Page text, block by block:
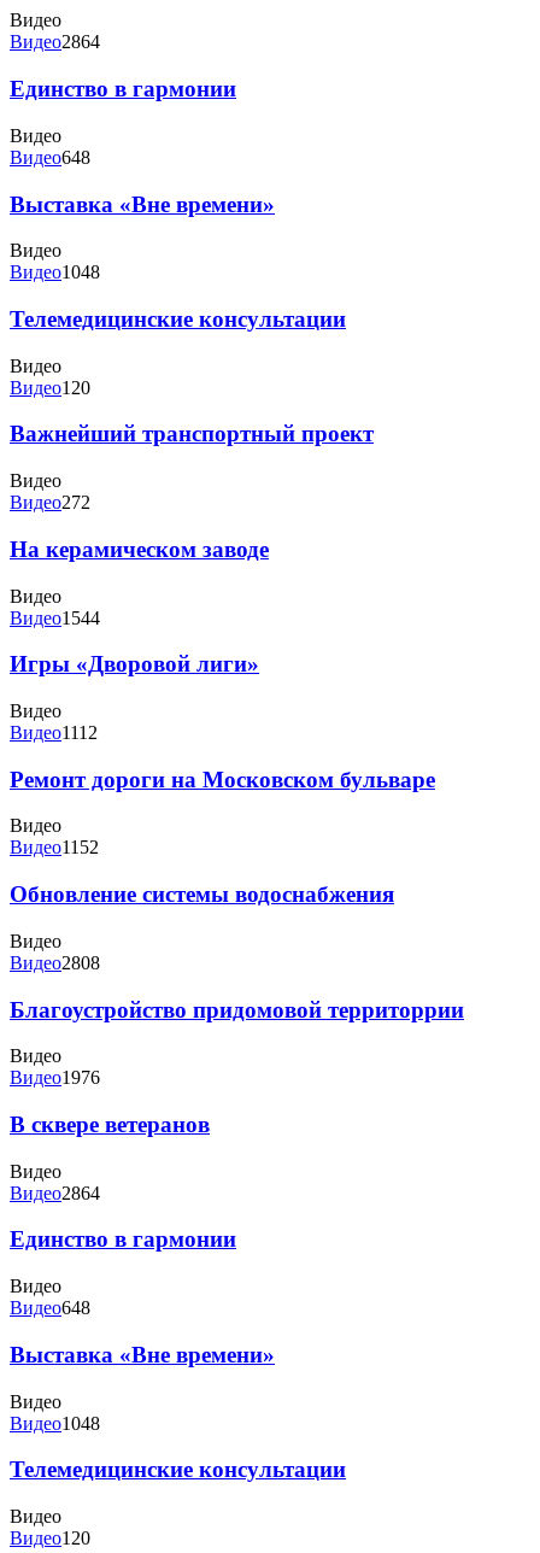
Видео
Видео2864
Единство в гармонии
Видео
Видео648
Выставка «Вне времени»
Видео
Видео1048
Телемедицинские консультации
Видео
Видео120
Важнейший транспортный проект
Видео
Видео272
На керамическом заводе
Видео
Видео1544
Игры «Дворовой лиги»
Видео
Видео1112
Ремонт дороги на Московском бульваре
Видео
Видео1152
Обновление системы водоснабжения
Видео
Видео2808
Благоустройство придомовой территоррии
Видео
Видео1976
В сквере ветеранов
Видео
Видео2864
Единство в гармонии
Видео
Видео648
Выставка «Вне времени»
Видео
Видео1048
Телемедицинские консультации
Видео
Видео120